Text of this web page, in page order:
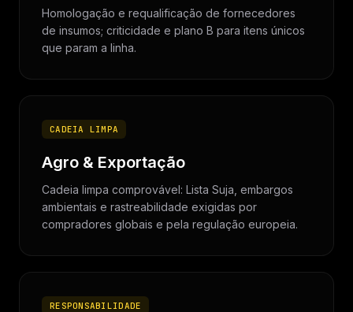
Homologação e requalificação de fornecedores
de insumos; criticidade e plano B para itens únicos
que param a linha.
CADEIA LIMPA
Agro & Exportação
Cadeia limpa comprovável: Lista Suja, embargos
ambientais e rastreabilidade exigidas por
compradores globais e pela regulação europeia.
RESPONSABILIDADE